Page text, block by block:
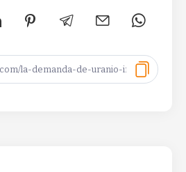
Strong Results Dimmed by AI